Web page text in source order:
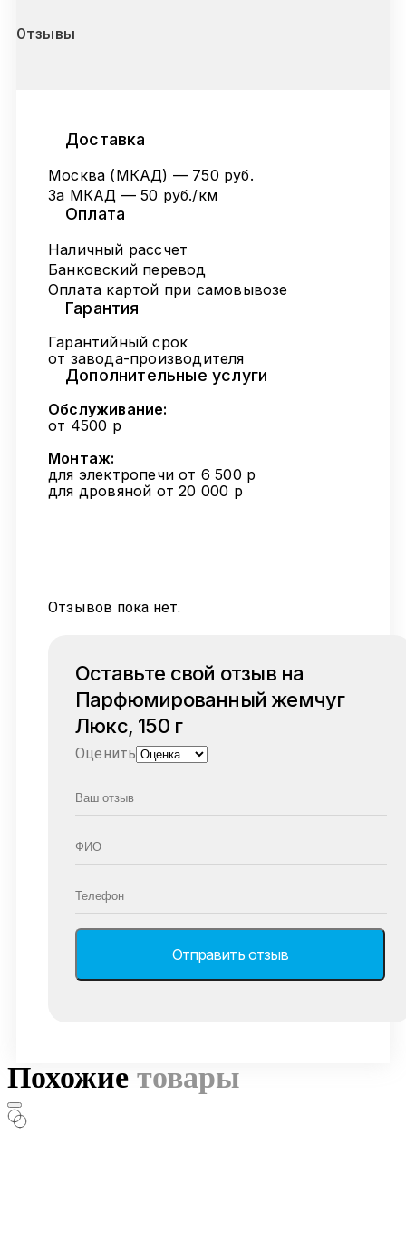
Отзывы
Доставка
Москва (МКАД) — 750 руб.
За МКАД — 50 руб./км
Оплата
Наличный рассчет
Банковский перевод
Оплата картой при самовывозе
Гарантия
Гарантийный срок
от завода-производителя
Дополнительные услуги
Обслуживание:
от 4500 р
Монтаж:
для электропечи от 6 500 р
для дровяной от 20 000 р
Отзывов пока нет.
Оставьте свой отзыв на
Парфюмированный жемчуг
Люкс, 150 г
Оценить
Похожие товары